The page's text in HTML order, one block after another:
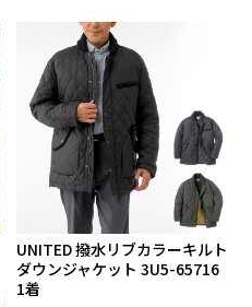
UNITED 撥水リブカラーキルト
ダウンジャケット 3U5-65716
1着